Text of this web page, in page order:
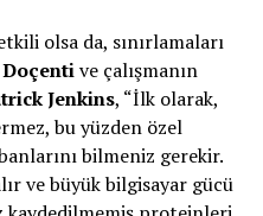
olsa da, sınırlamaları
ve çalışmanın
Jenkins, “İlk olarak,
bu yüzden özel
bilmeniz gerekir.
ve büyük bilgisayar gücü